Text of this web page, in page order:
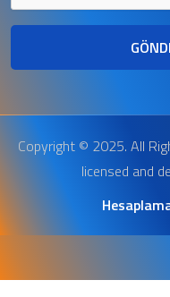
Copyright © 2025. All
licensed and